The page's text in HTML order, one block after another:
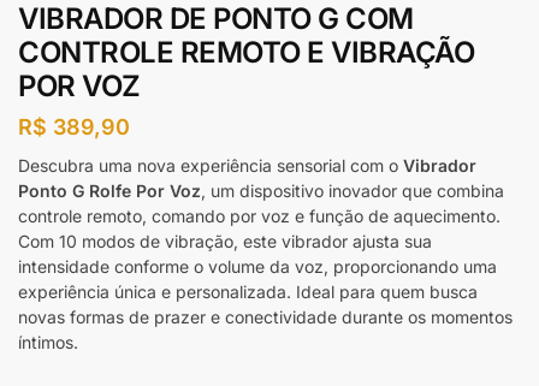
VIBRADOR DE PONTO G COM
CONTROLE REMOTO E VIBRAÇÃO
POR VOZ
R$ 389,90
Descubra uma nova experiência sensorial com o Vibrador
Ponto G Rolfe Por Voz, um dispositivo inovador que combina
controle remoto, comando por voz e função de aquecimento.
Com 10 modos de vibração, este vibrador ajusta sua
intensidade conforme o volume da voz, proporcionando uma
experiência única e personalizada. Ideal para quem busca
novas formas de prazer e conectividade durante os momentos
íntimos.